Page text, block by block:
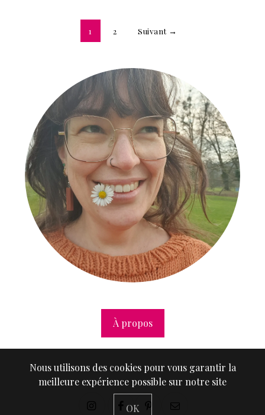
1 2 Suivant →
À propos
Nous utilisons des cookies pour vous garantir la
meilleure expérience possible sur notre site
OK